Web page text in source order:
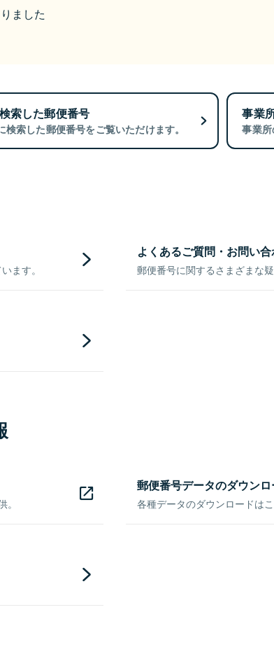
ました
索した郵便番号
検索した郵便番号をご覧いただけます。
事業
事業所
ます。
よくあるご質問・お問い
郵便番号に関するさまざまな
郵便番号データのダウンロ
各種データのダウンロードは